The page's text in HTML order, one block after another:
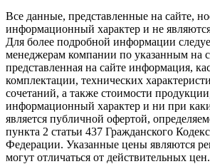
Все данные, представленные на сайте,
информационный характер и не
Для более подробной информации
менеджерам компании по указанным на
представленная на сайте информация,
комплектации, технических
сочетаний, а также стоимости
информационный характер и ни при
является публичной офертой,
пункта 2 статьи 437 Гражданского
Федерации. Указанные цены являются
могут отличаться от действительных цен.